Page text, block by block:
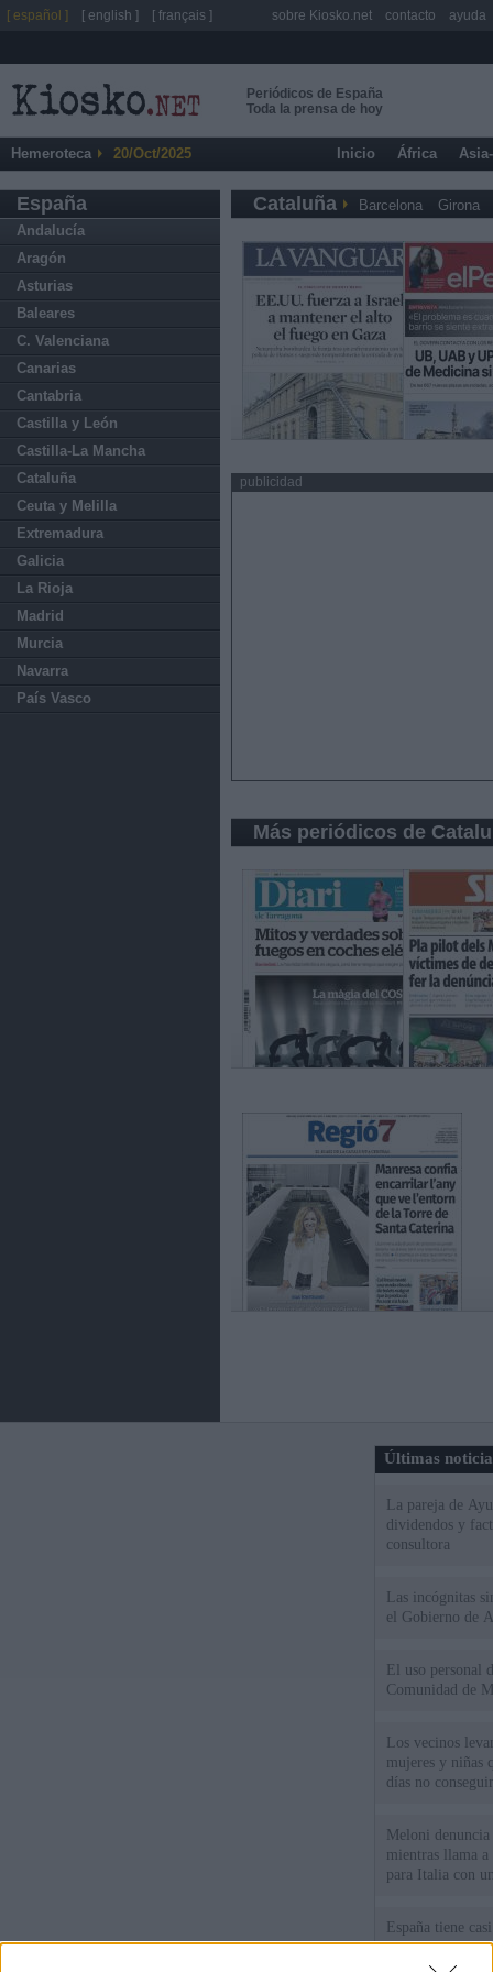
Periódicos de España
Toda la prensa de hoy
Hemeroteca 20/Oct/2025 Inicio África
España
Andalucía
Aragón
Asturias
Baleares
C. Valenciana
Canarias
Cantabria
Castilla y León
Castilla-La Mancha
Cataluña
Ceuta y Melilla
Extremadura
Galicia
La Rioja
Madrid
Murcia
Navarra
País Vasco
Cataluña Barcelona Girona
publicidad
Más periódicos de
Últimas
La pareja de
dividendos y
consultora
Las incógnitas
el Gobierno de
El uso personal
Comunidad de
Los vecinos
mujeres y niñas
días no
Meloni
mientras llama
para Italia con
España tiene
principales, un
[ español ] [ english ] [ français ] sobre Kiosko.net contacto ayuda